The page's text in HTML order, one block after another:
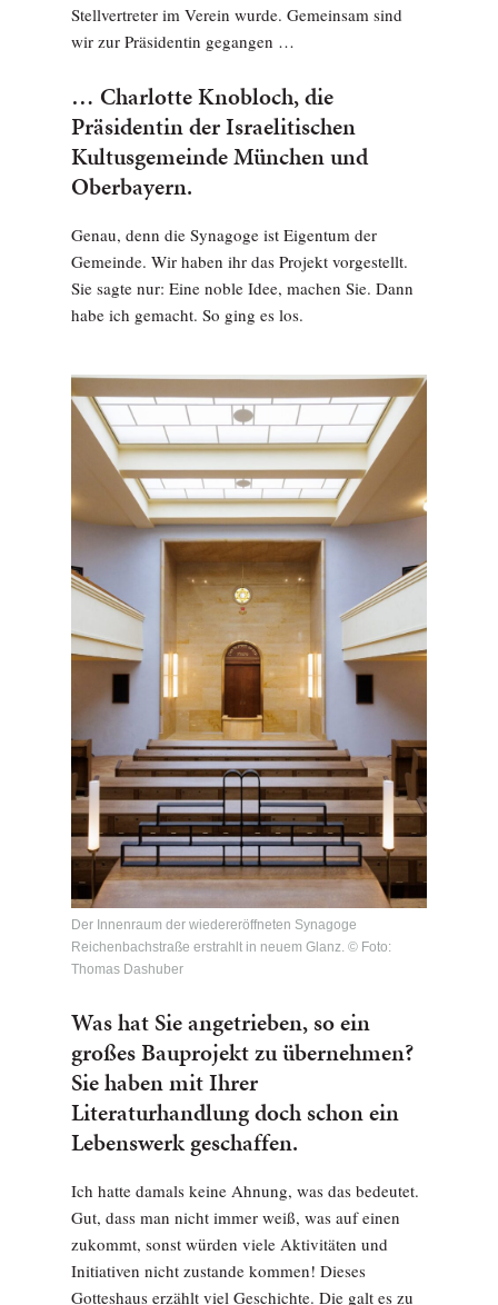
Stellvertreter im Verein wurde. Gemeinsam sind
wir zur Präsidentin gegangen …
… Charlotte Knobloch, die
Präsidentin der Israelitischen
Kultusgemeinde München und
Oberbayern.
Genau, denn die Synagoge ist Eigentum der
Gemeinde. Wir haben ihr das Projekt vorgestellt.
Sie sagte nur: Eine noble Idee, machen Sie. Dann
habe ich gemacht. So ging es los.
Der Innenraum der wiedereröffneten Synagoge
Reichenbachstraße erstrahlt in neuem Glanz. © Foto:
Thomas Dashuber
Was hat Sie angetrieben, so ein
großes Bauprojekt zu übernehmen?
Sie haben mit Ihrer
Literaturhandlung doch schon ein
Lebenswerk geschaffen.
Ich hatte damals keine Ahnung, was das bedeutet.
Gut, dass man nicht immer weiß, was auf einen
zukommt, sonst würden viele Aktivitäten und
Initiativen nicht zustande kommen! Dieses
Gotteshaus erzählt viel Geschichte. Die galt es zu